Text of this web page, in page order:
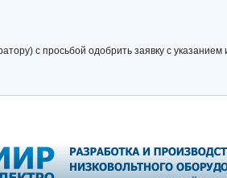
с просьбой одобрить заявку с указанием